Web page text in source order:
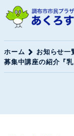
ホーム
お知らせ一
募集中講座の紹介『